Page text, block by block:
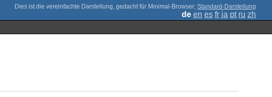
; Standard-Darstellung
de en es fr ja pt ru zh